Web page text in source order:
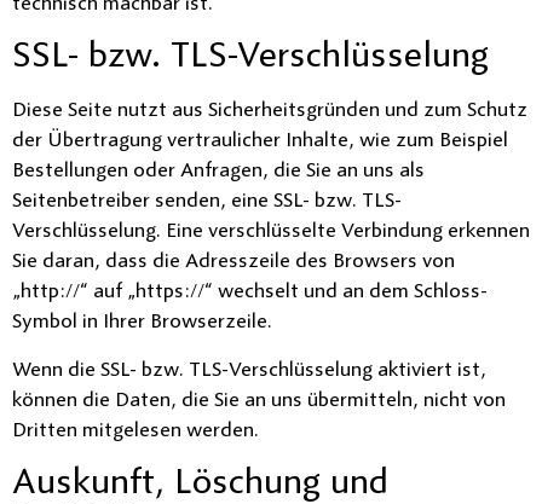
technisch machbar ist.
SSL- bzw. TLS-Verschlüsselung
Diese Seite nutzt aus Sicherheitsgründen und zum Schutz
der Übertragung vertraulicher Inhalte, wie zum Beispiel
Bestellungen oder Anfragen, die Sie an uns als
Seitenbetreiber senden, eine SSL- bzw. TLS-
Verschlüsselung. Eine verschlüsselte Verbindung erkennen
Sie daran, dass die Adresszeile des Browsers von
„http://“ auf „https://“ wechselt und an dem Schloss-
Symbol in Ihrer Browserzeile.
Wenn die SSL- bzw. TLS-Verschlüsselung aktiviert ist,
können die Daten, die Sie an uns übermitteln, nicht von
Dritten mitgelesen werden.
Auskunft, Löschung und